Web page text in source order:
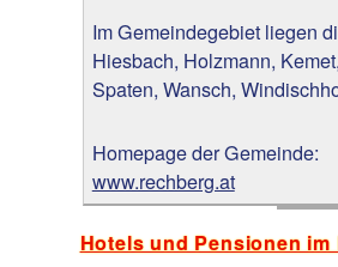
Im Gemeindegebiet liegen
Hiesbach, Holzmann,
Spaten, Wansch,
Homepage der Gemeinde:
www.rechberg.at
Hotels und Pensionen im